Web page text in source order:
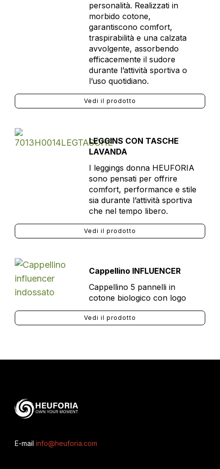
personalità. Realizzati in
morbido cotone,
garantiscono comfort,
traspirabilità e una calzata
avvolgente, assorbendo
efficacemente il sudore
durante l’attività sportiva o
l’uso quotidiano.
Vedi il prodotto
LEGGINS CON TASCHE
LAVANDA
I leggings donna HEUFORIA
sono pensati per offrire
comfort, performance e stile
sia durante l’attività sportiva
che nel tempo libero.
Vedi il prodotto
Cappellino INFLUENCER
Cappellino 5 pannelli in
cotone biologico con logo
Vedi il prodotto
E-mail info@heuforia.com